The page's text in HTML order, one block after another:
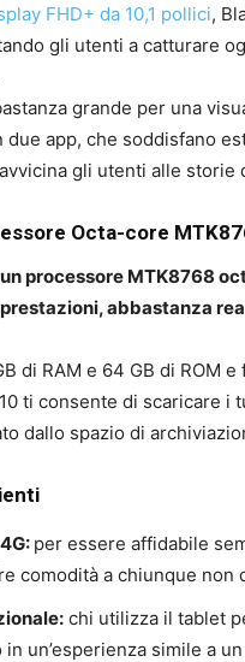
FHD+ da 10,1 pollici,
gli utenti a catturare
grande per una
due app, che soddisfano
gli utenti alle storie
Octa-core
processore MTK8768
abbastanza
di RAM e 64 GB di ROM
ti consente di scaricare
dallo spazio di
per essere affidabile
comodità a chiunque
chi utilizza il tablet
un’esperienza simile a